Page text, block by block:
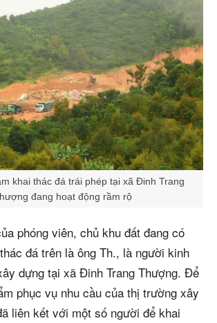
khai thác đá trái phép tại xã Đinh Trang
đang hoạt động rầm rộ
phóng viên, chủ khu đất đang có
đá trên là ông Th., là người kinh
dựng tại xã Đinh Trang Thượng. Để
phục vụ nhu cầu của thị trường xây
liên kết với một số người để khai